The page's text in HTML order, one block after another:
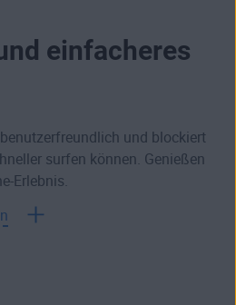
einfacheres
und blockiert
surfen können. Genießen
Erlebnis.